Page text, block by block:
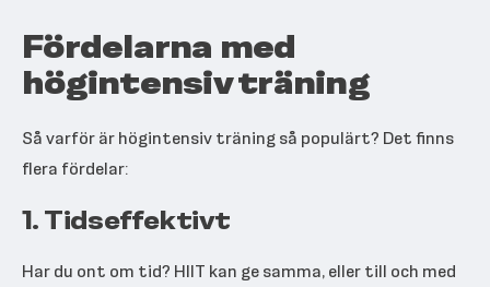
Fördelarna med
högintensiv träning
Så varför är högintensiv träning så populärt? Det finns
flera fördelar:
1.Tidseffektivt
Har du ont om tid? HIIT kan ge samma, eller till och med